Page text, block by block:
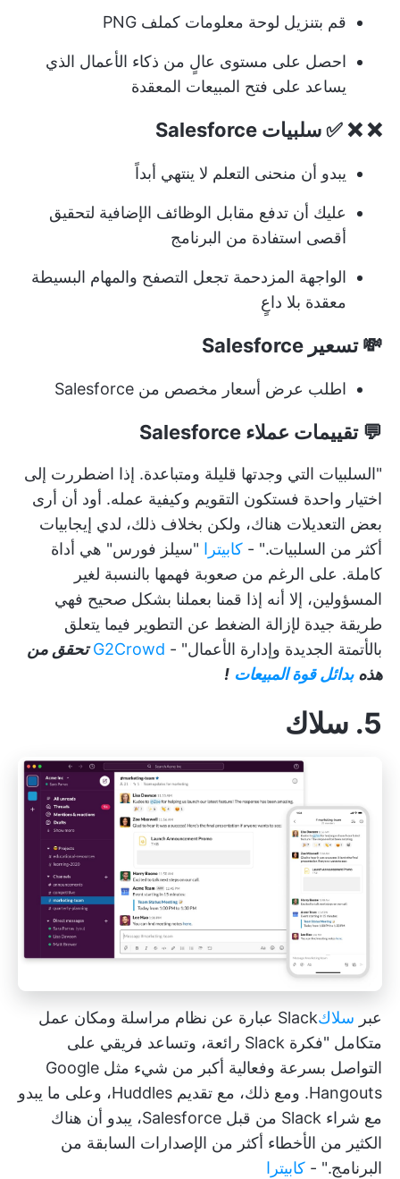
قم بتنزيل لوحة معلومات كملف PNG
احصل على مستوى عالٍ من ذكاء الأعمال الذي
يساعد على فتح المبيعات المعقدة
❌ ❌ ✅ سلبيات Salesforce
يبدو أن منحنى التعلم لا ينتهي أبداً
عليك أن تدفع مقابل الوظائف الإضافية لتحقيق
أقصى استفادة من البرنامج
الواجهة المزدحمة تجعل التصفح والمهام البسيطة
معقدة بلا داعٍ
💸 تسعير Salesforce
اطلب عرض أسعار مخصص من Salesforce
💬 تقييمات عملاء Salesforce
"السلبيات التي وجدتها قليلة ومتباعدة. إذا اضطررت إلى
اختيار واحدة فستكون التقويم وكيفية عمله. أود أن أرى
بعض التعديلات هناك، ولكن بخلاف ذلك، لدي إيجابيات
أكثر من السلبيات." - كابيترا "سيلز فورس" هي أداة
كاملة. على الرغم من صعوبة فهمها بالنسبة لغير
المسؤولين، إلا أنه إذا قمنا بعملنا بشكل صحيح فهي
طريقة جيدة لإزالة الضغط عن التطوير فيما يتعلق
بالأتمتة الجديدة وإدارة الأعمال" - G2Crowd تحقق من
هذه بدائل قوة المبيعات !
5. سلاك
عبر سلاك
Slack عبارة عن نظام مراسلة ومكان عمل
متكامل
"فكرة Slack رائعة، وتساعد فريقي على
التواصل بسرعة وفعالية أكبر من شيء مثل Google
Hangouts. ومع ذلك، مع تقديم Huddles، وعلى ما يبدو
مع شراء Slack من قبل Salesforce، يبدو أن هناك
الكثير من الأخطاء أكثر من الإصدارات السابقة من
البرنامج." - كابيترا